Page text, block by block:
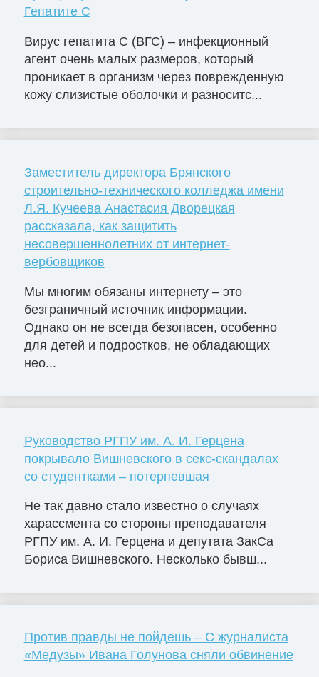
Гепатите С
Вирус гепатита С (ВГС) – инфекционный
агент очень малых размеров, который
проникает в организм через поврежденную
кожу слизистые оболочки и разноситс...
Заместитель директора Брянского
строительно-технического колледжа имени
Л.Я. Кучеева Анастасия Дворецкая
рассказала, как защитить
несовершеннолетних от интернет-
вербовщиков
Мы многим обязаны интернету – это
безграничный источник информации.
Однако он не всегда безопасен, особенно
для детей и подростков, не обладающих
нео...
Руководство РГПУ им. А. И. Герцена
покрывало Вишневского в секс-скандалах
со студентками – потерпевшая
Не так давно стало известно о случаях
харассмента со стороны преподавателя
РГПУ им. А. И. Герцена и депутата ЗакСа
Бориса Вишневского. Несколько бывш...
Против правды не пойдешь – С журналиста
«Медузы» Ивана Голунова сняли обвинение